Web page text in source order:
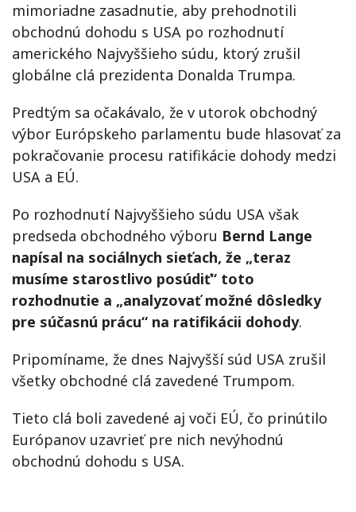
mimoriadne zasadnutie, aby prehodnotili
obchodnú dohodu s USA po rozhodnutí
amerického Najvyššieho súdu, ktorý zrušil
globálne clá prezidenta Donalda Trumpa.
Predtým sa očakávalo, že v utorok obchodný
výbor Európskeho parlamentu bude hlasovať za
pokračovanie procesu ratifikácie dohody medzi
USA a EÚ.
Po rozhodnutí Najvyššieho súdu USA však
predseda obchodného výboru Bernd Lange
napísal na sociálnych sieťach, že „teraz
musíme starostlivo posúdiť“ toto
rozhodnutie a „analyzovať možné dôsledky
pre súčasnú prácu“ na ratifikácii dohody.
Pripomíname, že dnes Najvyšší súd USA zrušil
všetky obchodné clá zavedené Trumpom.
Tieto clá boli zavedené aj voči EÚ, čo prinútilo
Európanov uzavrieť pre nich nevýhodnú
obchodnú dohodu s USA.